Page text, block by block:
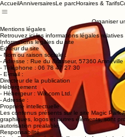
AccueilAnniversairesLe parcHoraires & Tarifs
Organiser
Mentions légales
Retrouvez ici les informations légales
Informations légales du site
Éditeur du site
- Nom ou raison sociale :
- Adresse : Rue du Brasseur, 57360 Amnéville
- Téléphone : 06 78 47 27 30
- E-mail :
Directeur de la publication
Hébergement
- Hébergeur : Wix.com Ltd.
- Adresse :
Propriété intellectuelle
Les contenus présents sur le site Magic Park
graphiques, logos et autres éléments, sont
autorisation préalable.
Responsabilité